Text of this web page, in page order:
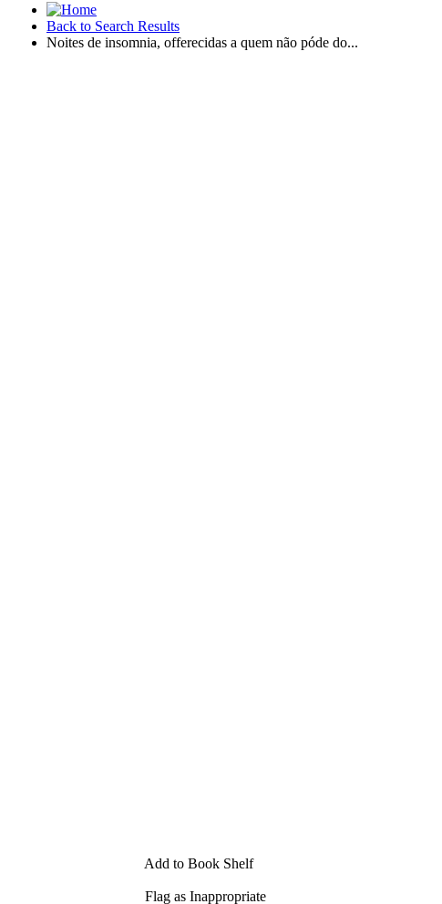
Back to Search Results
Noites de insomnia, offerecidas a quem não póde do...
Add to Book Shelf
Flag as Inappropriate